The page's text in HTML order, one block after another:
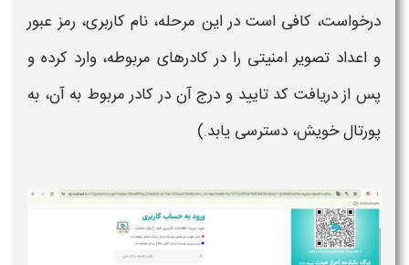
درخواست، کافی است در این مرحله، نام کاربری، رمز عبور
و اعداد تصویر امنیتی را در کادرهای مربوطه، وارد کرده و
پس از دریافت کد تایید و درج آن در کادر مربوط به آن، به
پورتال خویش، دسترسی یابد.)